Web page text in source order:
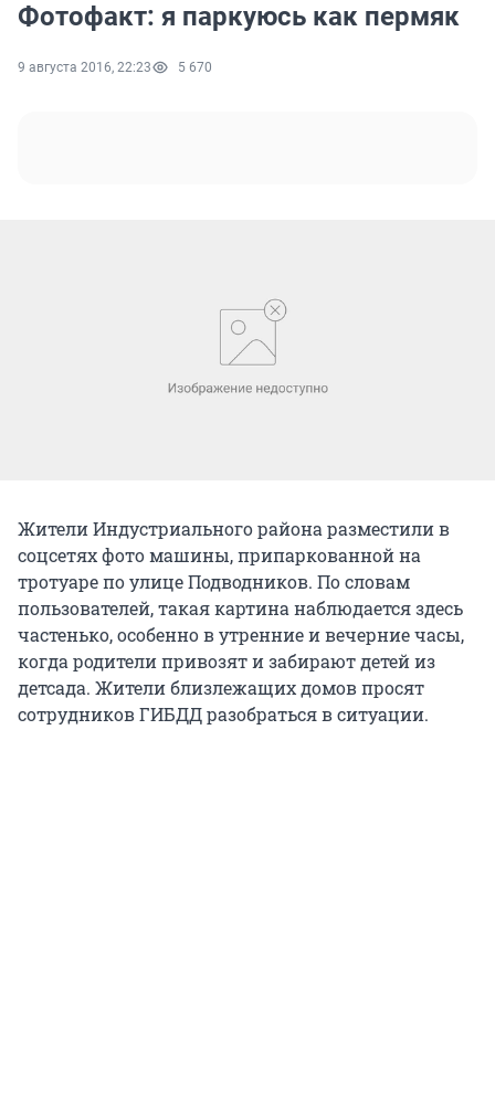
Фотофакт: я паркуюсь как пермяк
9 августа 2016, 22:23 5 670
Жители Индустриального района разместили в
соцсетях фото машины, припаркованной на
тротуаре по улице Подводников. По словам
пользователей, такая картина наблюдается здесь
частенько, особенно в утренние и вечерние часы,
когда родители привозят и забирают детей из
детсада. Жители близлежащих домов просят
сотрудников ГИБДД разобраться в ситуации.